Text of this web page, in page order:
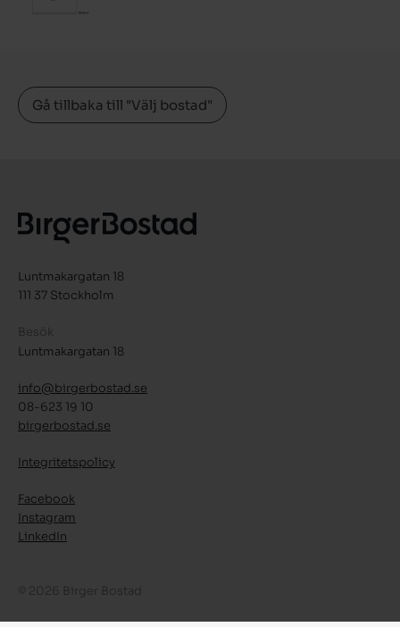
Gå tillbaka till "Välj bostad"
Luntmakargatan 18
111 37 Stockholm
Besök
Luntmakargatan 18
info@birgerbostad.se
08-623 19 10
birgerbostad.se
Integritetspolicy
Facebook
Instagram
LinkedIn
© 2026 Birger Bostad